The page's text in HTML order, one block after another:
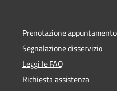
Prenotazione appuntamento
Segnalazione disservizio
Leggi le FAQ
Richiesta assistenza